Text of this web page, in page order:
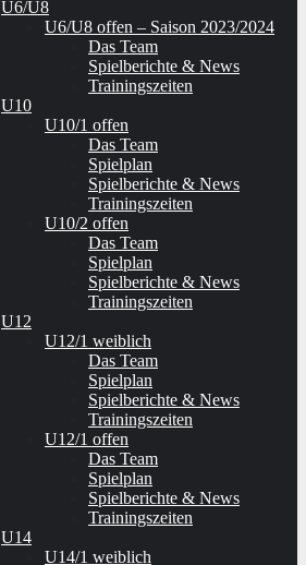
U6/U8
U6/U8 offen – Saison 2023/2024
Das Team
Spielberichte & News
Trainingszeiten
U10
U10/1 offen
Das Team
Spielplan
Spielberichte & News
Trainingszeiten
U10/2 offen
Das Team
Spielplan
Spielberichte & News
Trainingszeiten
U12
U12/1 weiblich
Das Team
Spielplan
Spielberichte & News
Trainingszeiten
U12/1 offen
Das Team
Spielplan
Spielberichte & News
Trainingszeiten
U14
U14/1 weiblich